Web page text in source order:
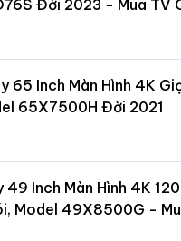
Đời 2023 - Mua TV
65 Inch Màn Hình 4K
65X7500H Đời 2021
49 Inch Màn Hình 4K
Model 49X8500G -